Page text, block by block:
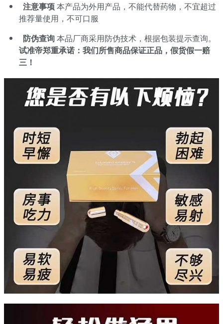
注意事项本产品为外用产品，不能代替药物，不宜超过
推荐量使用，不可口服
防伪查询本品厂商采用防伪技术，根据包装提示查询。
试准帝郑重承诺：我们所售商品保证正品，假货假一赔
三！